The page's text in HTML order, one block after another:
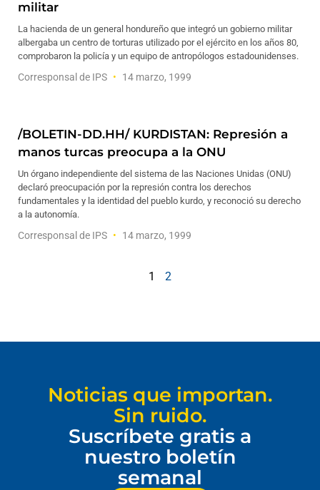
militar
La hacienda de un general hondureño que integró un gobierno militar
albergaba un centro de torturas utilizado por el ejército en los años 80,
comprobaron la policía y un equipo de antropólogos estadounidenses.
Corresponsal de IPS 14 marzo, 1999
/BOLETIN-DD.HH/ KURDISTAN: Represión a
manos turcas preocupa a la ONU
Un órgano independiente del sistema de las Naciones Unidas (ONU)
declaró preocupación por la represión contra los derechos
fundamentales y la identidad del pueblo kurdo, y reconoció su derecho
a la autonomía.
Corresponsal de IPS 14 marzo, 1999
1 2
Noticias que importan.
Sin ruido.
Suscríbete gratis a
nuestro boletín
semanal